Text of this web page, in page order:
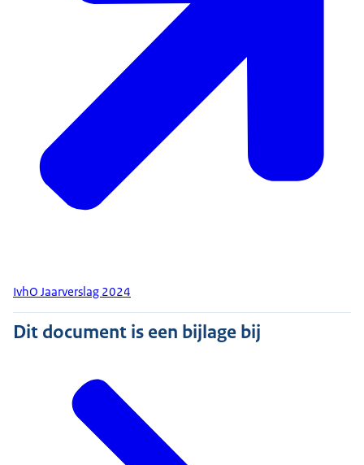
IvhO Jaarverslag 2024
Dit document is een bijlage bij